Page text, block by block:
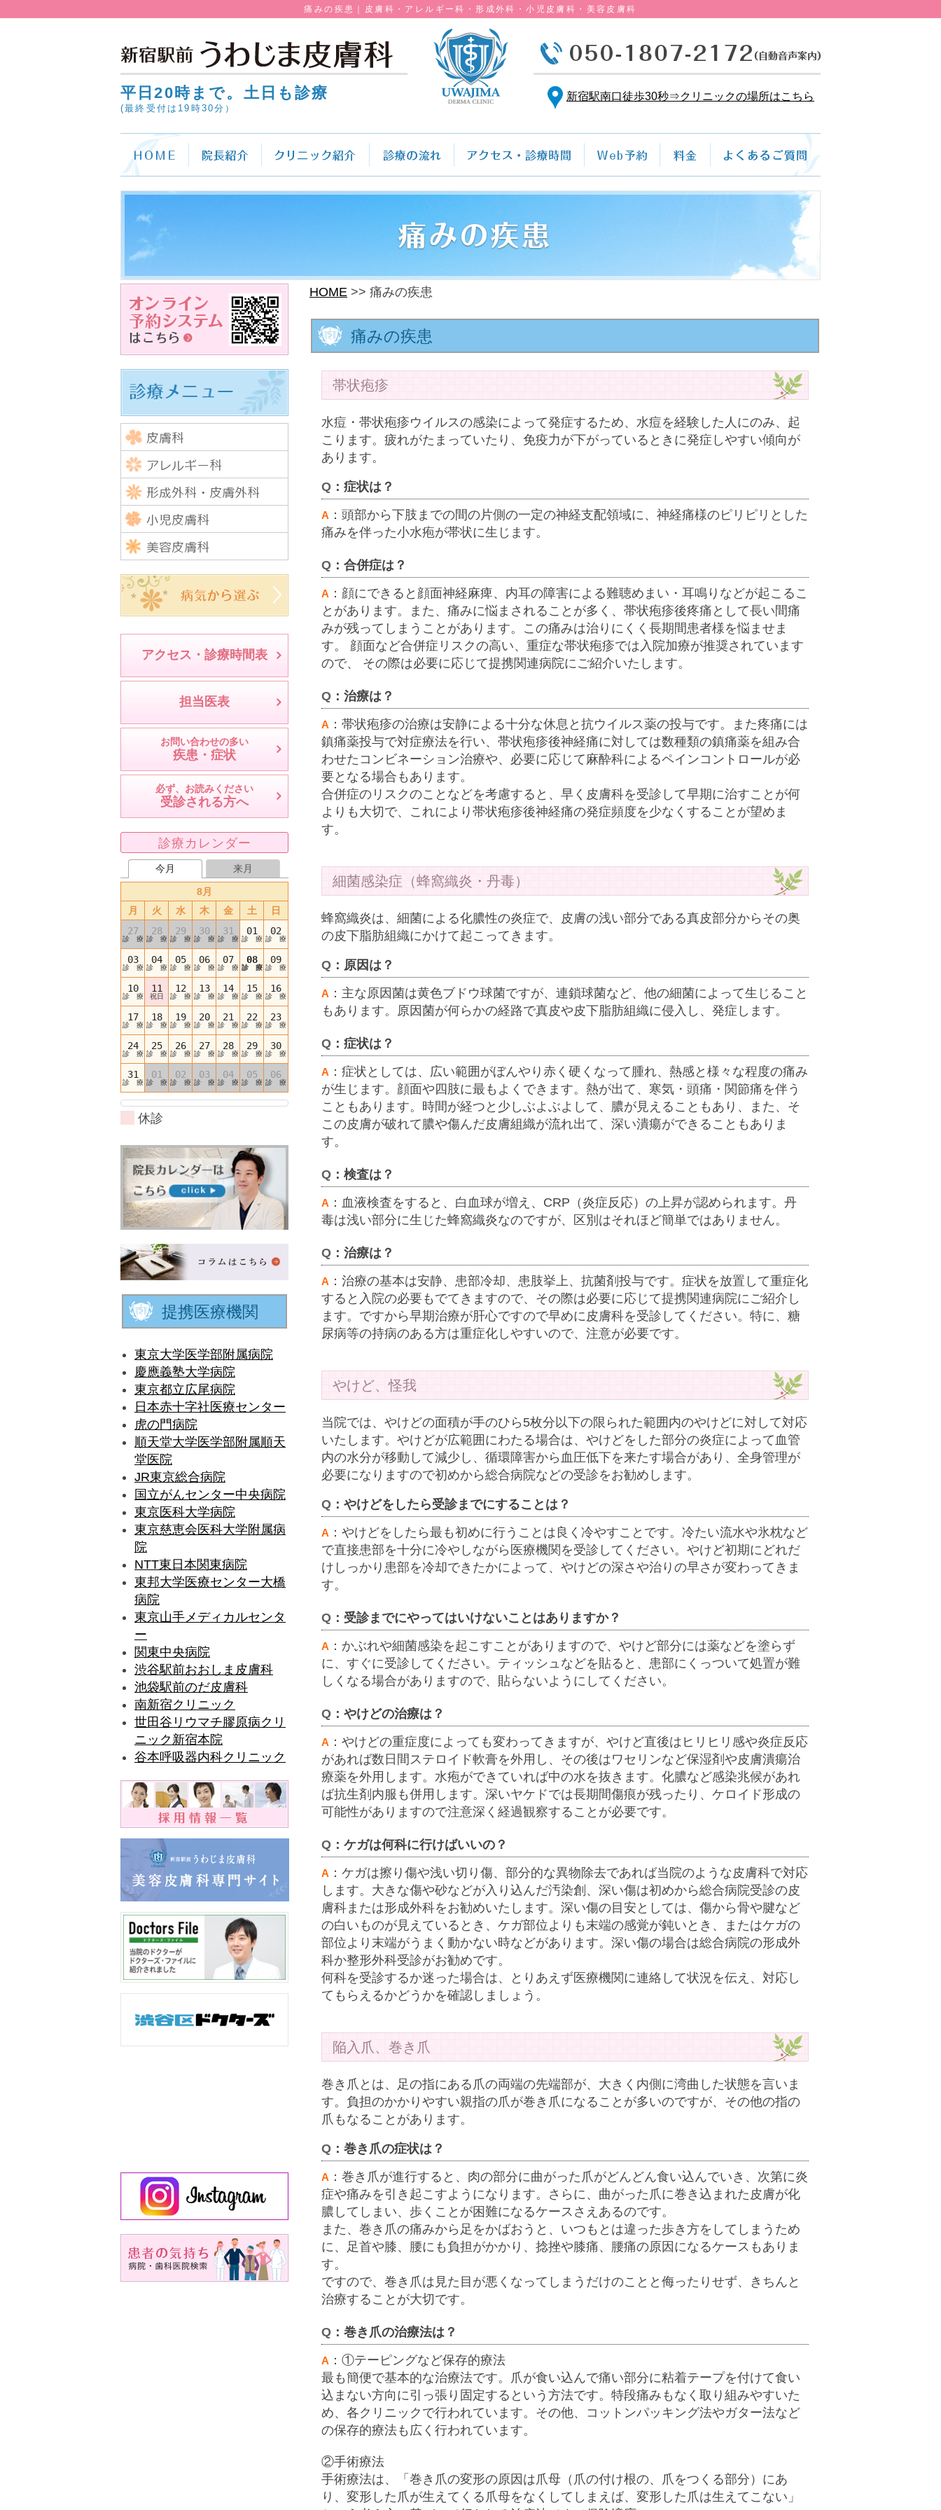
痛みの疾患｜皮膚科・アレルギー科・形成外科・小児皮膚科・美容皮膚科
平日20時まで。土日も診療
(最終受付は19時30分）
新宿駅南口徒歩30秒⇒クリニックの場所はこちら
HOME 痛みの疾患
痛みの疾患
帯状疱疹
水痘・帯状疱疹ウイルスの感染によって発症するため、水痘を経験した人にのみ、起
こります。疲れがたまっていたり、免疫力が下がっているときに発症しやすい傾向が
あります。
Q ：症状は？
A ：頭部から下肢までの間の片側の一定の神経支配領域に、神経痛様のピリピリとした
痛みを伴った小水疱が帯状に生じます。
Q ：合併症は？
A ：顔にできると顔面神経麻痺、内耳の障害による難聴めまい・耳鳴りなどが起こるこ
とがあります。また、痛みに悩まされることが多く、帯状疱疹後疼痛として長い間痛
みが残ってしまうことがあります。この痛みは治りにくく長期間患者様を悩ませま
す。 顔面など合併症リスクの高い、重症な帯状疱疹では入院加療が推奨されています
ので、 その際は必要に応じて提携関連病院にご紹介いたします。
Q ：治療は？
A ：帯状疱疹の治療は安静による十分な休息と抗ウイルス薬の投与です。また疼痛には
鎮痛薬投与で対症療法を行い、帯状疱疹後神経痛に対しては数種類の鎮痛薬を組み合
わせたコンビネーション治療や、必要に応じて麻酔科によるペインコントロールが必
要となる場合もあります。
合併症のリスクのことなどを考慮すると、早く皮膚科を受診して早期に治すことが何
よりも大切で、これにより帯状疱疹後神経痛の発症頻度を少なくすることが望めま
す。
細菌感染症（蜂窩織炎・丹毒）
蜂窩織炎は、細菌による化膿性の炎症で、皮膚の浅い部分である真皮部分からその奥
の皮下脂肪組織にかけて起こってきます。
Q ：原因は？
A ：主な原因菌は黄色ブドウ球菌ですが、連鎖球菌など、他の細菌によって生じること
もあります。原因菌が何らかの経路で真皮や皮下脂肪組織に侵入し、発症します。
Q ：症状は？
A ：症状としては、広い範囲がぼんやり赤く硬くなって腫れ、熱感と様々な程度の痛み
が生じます。顔面や四肢に最もよくできます。熱が出て、寒気・頭痛・関節痛を伴う
こともあります。時間が経つと少しぶよぶよして、膿が見えることもあり、また、そ
この皮膚が破れて膿や傷んだ皮膚組織が流れ出て、深い潰瘍ができることもありま
す。
Q ：検査は？
A ：血液検査をすると、白血球が増え、CRP（炎症反応）の上昇が認められます。丹
毒は浅い部分に生じた蜂窩織炎なのですが、区別はそれほど簡単ではありません。
Q ：治療は？
A ：治療の基本は安静、患部冷却、患肢挙上、抗菌剤投与です。症状を放置して重症化
すると入院の必要もでてきますので、その際は必要に応じて提携関連病院にご紹介し
ます。ですから早期治療が肝心ですので早めに皮膚科を受診してください。特に、糖
尿病等の持病のある方は重症化しやすいので、注意が必要です。
やけど、怪我
当院では、やけどの面積が手のひら5枚分以下の限られた範囲内のやけどに対して対応
いたします。やけどが広範囲にわたる場合は、やけどをした部分の炎症によって血管
内の水分が移動して減少し、循環障害から血圧低下を来たす場合があり、全身管理が
必要になりますので初めから総合病院などの受診をお勧めします。
Q ：やけどをしたら受診までにすることは？
A ：やけどをしたら最も初めに行うことは良く冷やすことです。冷たい流水や氷枕など
で直接患部を十分に冷やしながら医療機関を受診してください。やけど初期にどれだ
けしっかり患部を冷却できたかによって、やけどの深さや治りの早さが変わってきま
す。
Q ：受診までにやってはいけないことはありますか？
A ：かぶれや細菌感染を起こすことがありますので、やけど部分には薬などを塗らず
に、すぐに受診してください。ティッシュなどを貼ると、患部にくっついて処置が難
しくなる場合がありますので、貼らないようにしてください。
Q ：やけどの治療は？
A ：やけどの重症度によっても変わってきますが、やけど直後はヒリヒリ感や炎症反応
があれば数日間ステロイド軟膏を外用し、その後はワセリンなど保湿剤や皮膚潰瘍治
療薬を外用します。水疱ができていれば中の水を抜きます。化膿など感染兆候があれ
ば抗生剤内服も併用します。深いヤケドでは長期間傷痕が残ったり、ケロイド形成の
可能性がありますので注意深く経過観察することが必要です。
Q ：ケガは何科に行けばいいの？
A ：ケガは擦り傷や浅い切り傷、部分的な異物除去であれば当院のような皮膚科で対応
します。大きな傷や砂などが入り込んだ汚染創、深い傷は初めから総合病院受診の皮
膚科または形成外科をお勧めいたします。深い傷の目安としては、傷から骨や腱など
の白いものが見えているとき、ケガ部位よりも末端の感覚が鈍いとき、またはケガの
部位より末端がうまく動かない時などがあります。深い傷の場合は総合病院の形成外
科か整形外科受診がお勧めです。
何科を受診するか迷った場合は、とりあえず医療機関に連絡して状況を伝え、対応し
てもらえるかどうかを確認しましょう。
陥入爪、巻き爪
巻き爪とは、足の指にある爪の両端の先端部が、大きく内側に湾曲した状態を言いま
す。負担のかかりやすい親指の爪が巻き爪になることが多いのですが、その他の指の
爪もなることがあります。
Q ：巻き爪の症状は？
A ：巻き爪が進行すると、肉の部分に曲がった爪がどんどん食い込んでいき、次第に炎
症や痛みを引き起こすようになります。さらに、曲がった爪に巻き込まれた皮膚が化
膿してしまい、歩くことが困難になるケースさえあるのです。
また、巻き爪の痛みから足をかばおうと、いつもとは違った歩き方をしてしまうため
に、足首や膝、腰にも負担がかかり、捻挫や膝痛、腰痛の原因になるケースもありま
す。
ですので、巻き爪は見た目が悪くなってしまうだけのことと侮ったりせず、きちんと
治療することが大切です。
Q ：巻き爪の治療法は？
A ：①テーピングなど保存的療法
最も簡便で基本的な治療法です。爪が食い込んで痛い部分に粘着テープを付けて食い
込まない方向に引っ張り固定するという方法です。特段痛みもなく取り組みやすいた
め、各クリニックで行われています。その他、コットンパッキング法やガター法など
の保存的療法も広く行われています。
②手術療法
手術療法は、「巻き爪の変形の原因は爪母（爪の付け根の、爪をつくる部分）にあ
り、変形した爪が生えてくる爪母をなくしてしまえば、変形した爪は生えてこない」
アクセス・診療時間表
担当医表
お問い合わせの多い
疾患・症状
必ず、お読みください
受診される方へ
診療カレンダー
今月 来月
8月
月
火 水 木 金 土
日
27
診 療
28
診 療
29
診 療
30
診 療
31
診 療
01
診 療
02
診 療
03
診 療
04
診 療
05
診 療
06
診 療
07
診 療
08
診 療
09
診 療
10
診 療
11
祝日
12
診 療
13
診 療
14
診 療
15
診 療
16
診 療
17
診 療
18
診 療
19
診 療
20
診 療
21
診 療
22
診 療
23
診 療
24
診 療
25
診 療
26
診 療
27
診 療
28
診 療
29
診 療
30
診 療
31
診 療
01
診 療
02
診 療
03
診 療
04
診 療
05
診 療
06
診 療
休診
提携医療機関
東京大学医学部附属病院
慶應義塾大学病院
東京都立広尾病院
日本赤十字社医療センター
虎の門病院
順天堂大学医学部附属順天
堂医院
JR東京総合病院
国立がんセンター中央病院
東京医科大学病院
東京慈恵会医科大学附属病
院
NTT東日本関東病院
東邦大学医療センター大橋
病院
東京山手メディカルセンタ
ー
関東中央病院
渋谷駅前おおしま皮膚科
池袋駅前のだ皮膚科
南新宿クリニック
世田谷リウマチ膠原病クリ
ニック新宿本院
谷本呼吸器内科クリニック